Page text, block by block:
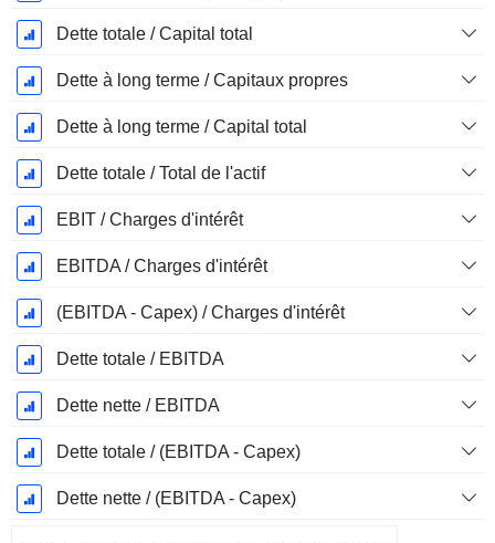
Dette totale / Capital total
Dette à long terme / Capitaux propres
Dette à long terme / Capital total
Dette totale / Total de l'actif
EBIT / Charges d'intérêt
EBITDA / Charges d'intérêt
(EBITDA - Capex) / Charges d'intérêt
Dette totale / EBITDA
Dette nette / EBITDA
Dette totale / (EBITDA - Capex)
Dette nette / (EBITDA - Capex)